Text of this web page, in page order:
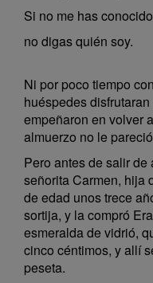
Si no me has conocido
no digas quién soy.
Ni por poco tiempo
huéspedes
empeñaron en volver
almuerzo no le
Pero antes de salir
señorita Carmen, hija
de edad unos trece
sortija, y la compró
esmeralda de vidrió,
cinco céntimos, y allí
peseta.